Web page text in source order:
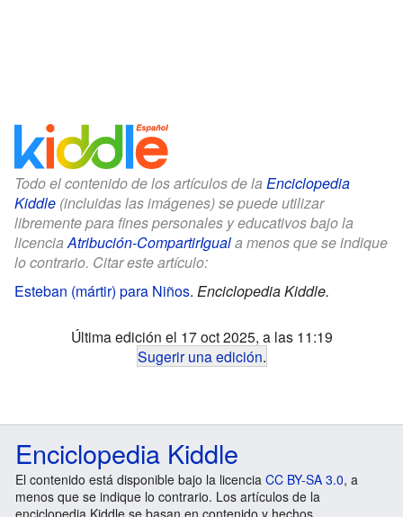
Todo el contenido de los artículos de la Enciclopedia
Kiddle (incluidas las imágenes) se puede utilizar
libremente para fines personales y educativos bajo la
licenciaAtribución-CompartirIguala menos que se indique
lo contrario. Citar este artículo:
Esteban (mártir) para Niños. Enciclopedia Kiddle.
Última edición el 17 oct 2025, a las 11:19
Sugerir una edición.
Enciclopedia Kiddle
El contenido está disponible bajo la licencia CC BY-SA 3.0, a
menos que se indique lo contrario. Los artículos de la